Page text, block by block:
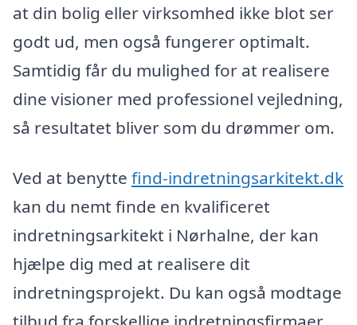
at din bolig eller virksomhed ikke blot ser
godt ud, men også fungerer optimalt.
Samtidig får du mulighed for at realisere
dine visioner med professionel vejledning,
så resultatet bliver som du drømmer om.
Ved at benytte find-indretningsarkitekt.dk
kan du nemt finde en kvalificeret
indretningsarkitekt i Nørhalne, der kan
hjælpe dig med at realisere dit
indretningsprojekt. Du kan også modtage